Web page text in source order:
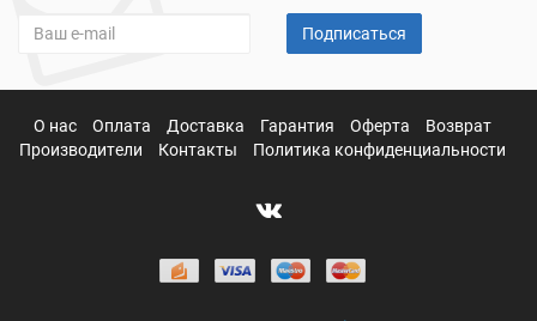
Подписаться
О нас Оплата Доставка Гарантия Оферта
Возврат
Производители
Контакты Политика конфиденциальности